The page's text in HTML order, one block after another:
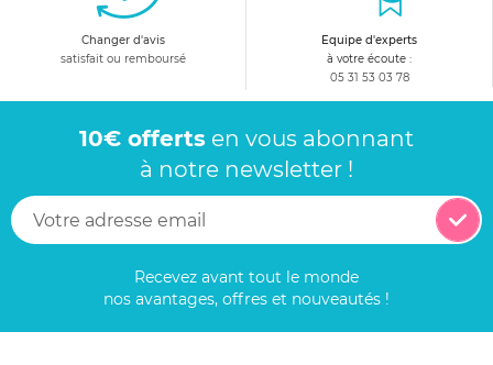
Changer d'avis
satisfait ou remboursé
Equipe d'experts
à votre écoute :
05 31 53 03 78
10€ offerts en vous abonnant
à notre newsletter !
Recevez avant tout le monde
nos avantages, offres et nouveautés !